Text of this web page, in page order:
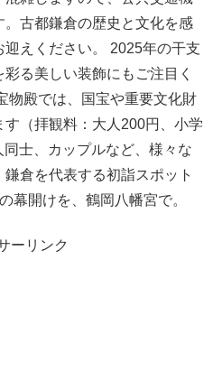
古都鎌倉の歴史と文化を感
えください。 2025年の干支
る美しい装飾にもご注目く
物殿では、国宝や重要文化財
（拝観料：大人200円、小学
士、カップルなど、様々な
倉を代表する初詣スポット
幕開けを、鶴岡八幡宮で。
ーリンク